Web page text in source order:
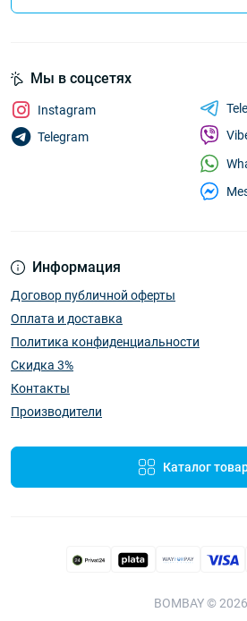
Информация
Договор публичной оферты
Оплата и доставка
Политика конфиденциальности
Скидка 3%
Контакты
Производители
Каталог
Мы в соцсетях
Instagram
Telegram
BOMBAY © 2026